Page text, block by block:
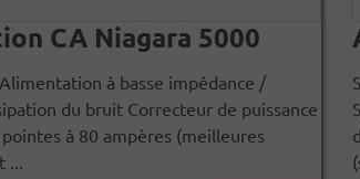
CA Niagara 5000
à basse impédance /
du bruit Correcteur de puissance
à 80 ampères (meilleures
...